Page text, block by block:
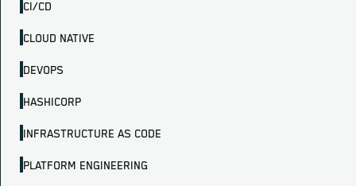
CI/CD
CLOUD NATIVE
DEVOPS
HASHICORP
INFRASTRUCTURE AS CODE
PLATFORM ENGINEERING